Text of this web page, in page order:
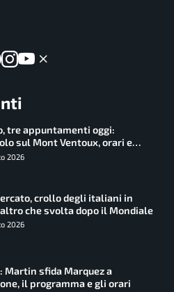
tre appuntamenti oggi:
sul Mont Ventoux, orari e
2026
crollo degli italiani in
altro che svolta dopo il Mondiale
2026
Martin sfida Marquez a
il programma e gli orari